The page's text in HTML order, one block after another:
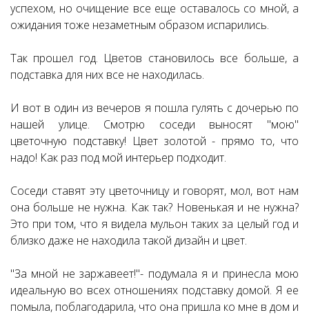
успехом, но очищение все еще оставалось со мной, а
ожидания тоже незаметным образом испарились.
Так прошел год. Цветов становилось все больше, а
подставка для них все не находилась.
И вот в один из вечеров я пошла гулять с дочерью по
нашей улице. Смотрю соседи выносят "мою"
цветочную подставку! Цвет золотой - прямо то, что
надо! Как раз под мой интерьер подходит.
Соседи ставят эту цветочницу и говорят, мол, вот нам
она больше не нужна. Как так? Новенькая и не нужна?
Это при том, что я видела мульон таких за целый год и
близко даже не находила такой дизайн и цвет.
"За мной не заржавеет!"- подумала я и принесла мою
идеальную во всех отношениях подставку домой. Я ее
помыла, поблагодарила, что она пришла ко мне в дом и